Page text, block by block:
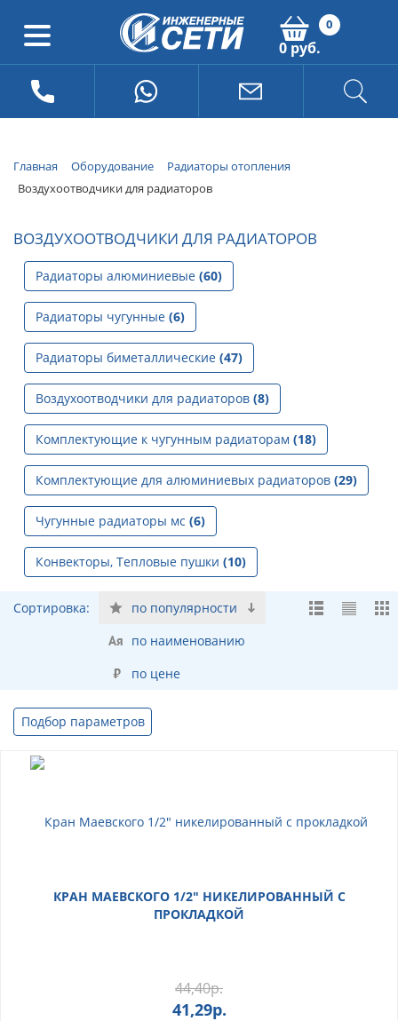
0
0 руб.
Главная Оборудование
Радиаторы отопления
Воздухоотводчики для радиаторов
ВОЗДУХООТВОДЧИКИ ДЛЯ РАДИАТОРОВ
Радиаторы алюминиевые (60)
Радиаторы чугунные (6)
Радиаторы биметаллические (47)
Воздухоотводчики для радиаторов (8)
Комплектующие к чугунным радиаторам (18)
Комплектующие для алюминиевых радиаторов (29)
Чугунные радиаторы мс (6)
Конвекторы, Тепловые пушки (10)
Сортировка:
по популярности
по наименованию
по цене
Подбор параметров
КРАН МАЕВСКОГО 1/2" НИКЕЛИРОВАННЫЙ С
ПРОКЛАДКОЙ
44,40р.
41,29р.